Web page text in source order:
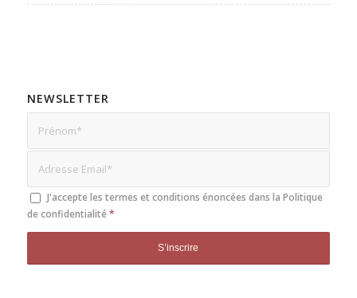
NEWSLETTER
J'accepte les termes et conditions énoncées dans la Politique
de confidentialité *